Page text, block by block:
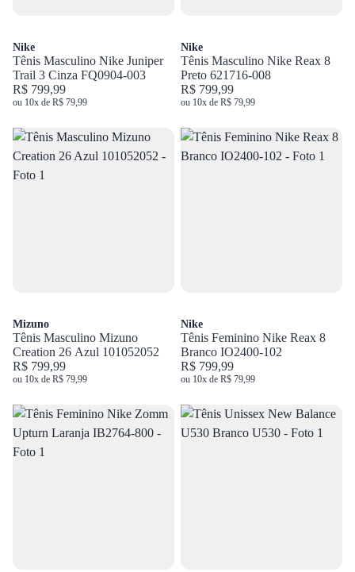
Nike
Tênis Masculino Nike Juniper
Trail 3 Cinza FQ0904-003
R$ 799,99
ou 10x de R$ 79,99
Nike
Tênis Masculino Nike Reax 8
Preto 621716-008
R$ 799,99
ou 10x de R$ 79,99
Mizuno
Tênis Masculino Mizuno
Creation 26 Azul 101052052
R$ 799,99
ou 10x de R$ 79,99
Nike
Tênis Feminino Nike Reax 8
Branco IO2400-102
R$ 799,99
ou 10x de R$ 79,99